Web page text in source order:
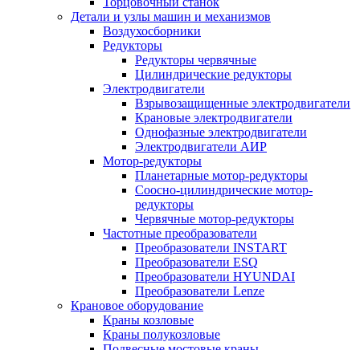
Детали и узлы машин и механизмов
Воздухосборники
Редукторы
Редукторы червячные
Цилиндрические редукторы
Электродвигатели
Взрывозащищенные электродвигатели
Крановые электродвигатели
Однофазные электродвигатели
Электродвигатели АИР
Мотор-редукторы
Планетарные мотор-редукторы
Соосно-цилиндрические мотор-
редукторы
Червячные мотор-редукторы
Частотные преобразователи
Преобразователи INSTART
Преобразователи ESQ
Преобразователи HYUNDAI
Преобразователи Lenze
Крановое оборудование
Краны козловые
Краны полукозловые